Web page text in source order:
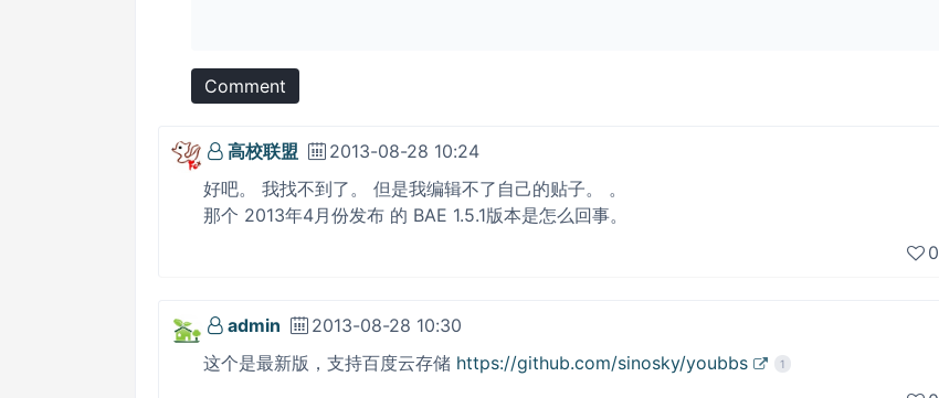
Comment
高校联盟
2013-08-28 10:24
好吧。 我找不到了。 但是我编辑不了自己的贴子。 。
那个 2013年4月份发布 的 BAE 1.5.1版本是怎么回事。
0
admin
2013-08-28 10:30
这个是最新版，支持百度云存储 https://github.com/sinosky/youbbs 1